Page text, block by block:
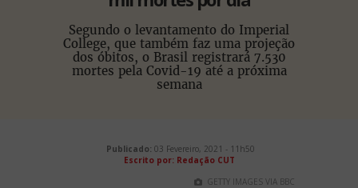
Segundo o levantamento do Imperial
College, que também faz uma projeção
dos óbitos, o Brasil registrará 7.530
mortes pela Covid-19 até a próxima
semana
Publicado: 03 Fevereiro, 2021 - 11h50
Escrito por: Redação CUT
GETTY IMAGES VIA BBC